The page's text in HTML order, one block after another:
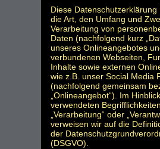
Diese Datenschutzerklärung
die Art, den Umfang und
Verarbeitung von
Daten (nachfolgend kurz
unseres Onlineangebotes
verbundenen Webseiten,
Inhalte sowie externen
wie z.B. unser Social Media
(nachfolgend gemeinsam
„Onlineangebot“). Im
verwendeten
„Verarbeitung“ oder
verweisen wir auf die
der
(DSGVO).